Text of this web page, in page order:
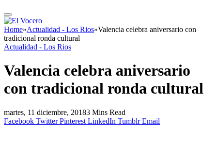
Home»Actualidad - Los Rios»Valencia celebra aniversario con
tradicional ronda cultural
Actualidad - Los Rios
Valencia celebra aniversario
con tradicional ronda cultural
martes, 11 diciembre, 20183 Mins Read
Facebook Twitter Pinterest LinkedIn Tumblr Email